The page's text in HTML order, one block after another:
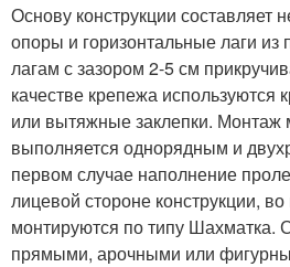
Основу конструкции составляет
опоры и горизонтальные лаги
лагам с зазором 2-5 см
качестве крепежа используются
или вытяжные заклепки. Монтаж
выполняется однорядным и
первом случае наполнение
лицевой стороне конструкции,
монтируются по типу Шахматка.
прямыми, арочными или